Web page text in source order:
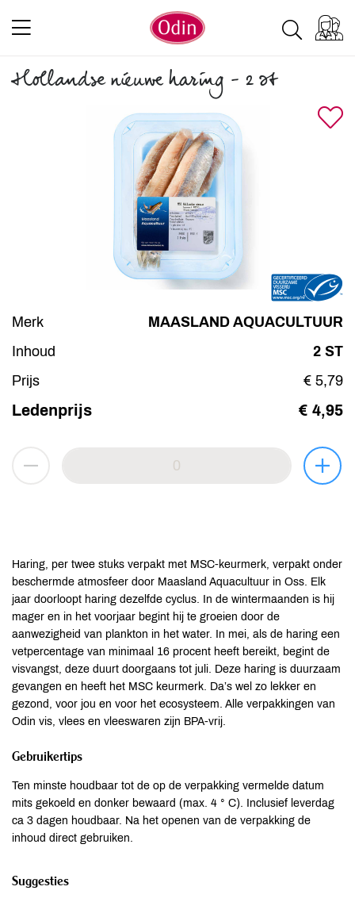
Hollandse nieuwe haring - 2 st
Merk
MAASLAND AQUACULTUUR
Inhoud
2 ST
Prijs
€ 5,79
Ledenprijs € 4,95
Haring, per twee stuks verpakt met MSC-keurmerk, verpakt onder
beschermde atmosfeer door Maasland Aquacultuur in Oss. Elk
jaar doorloopt haring dezelfde cyclus. In de wintermaanden is hij
mager en in het voorjaar begint hij te groeien door de
aanwezigheid van plankton in het water. In mei, als de haring een
vetpercentage van minimaal 16 procent heeft bereikt, begint de
visvangst, deze duurt doorgaans tot juli. Deze haring is duurzaam
gevangen en heeft het MSC keurmerk. Da’s wel zo lekker en
gezond, voor jou en voor het ecosysteem. Alle verpakkingen van
Odin vis, vlees en vleeswaren zijn BPA-vrij.
Gebruikertips
Ten minste houdbaar tot de op de verpakking vermelde datum
mits gekoeld en donker bewaard (max. 4 ° C). Inclusief leverdag
ca 3 dagen houdbaar. Na het openen van de verpakking de
inhoud direct gebruiken.
Suggesties